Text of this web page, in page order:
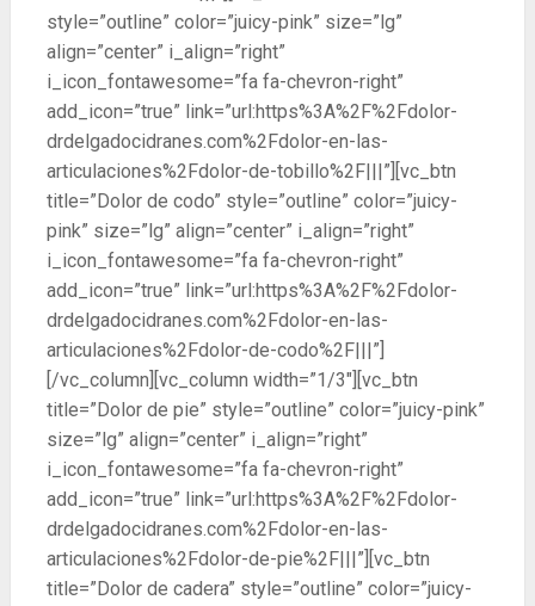
style=”outline” color=”juicy-pink” size=”lg”
align=”center” i_align=”right”
i_icon_fontawesome=”fa fa-chevron-right”
add_icon=”true” link=”url:https%3A%2F%2Fdolor-
drdelgadocidranes.com%2Fdolor-en-las-
articulaciones%2Fdolor-de-tobillo%2F|||”][vc_btn
title=”Dolor de codo” style=”outline” color=”juicy-
pink” size=”lg” align=”center” i_align=”right”
i_icon_fontawesome=”fa fa-chevron-right”
add_icon=”true” link=”url:https%3A%2F%2Fdolor-
drdelgadocidranes.com%2Fdolor-en-las-
articulaciones%2Fdolor-de-codo%2F|||”]
[/vc_column][vc_column width=”1/3″][vc_btn
title=”Dolor de pie” style=”outline” color=”juicy-pink”
size=”lg” align=”center” i_align=”right”
i_icon_fontawesome=”fa fa-chevron-right”
add_icon=”true” link=”url:https%3A%2F%2Fdolor-
drdelgadocidranes.com%2Fdolor-en-las-
articulaciones%2Fdolor-de-pie%2F|||”][vc_btn
title=”Dolor de cadera” style=”outline” color=”juicy-